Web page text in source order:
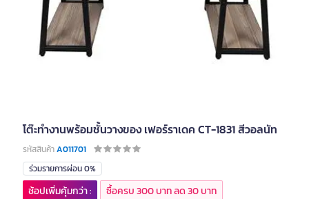
โต๊ะทำงานพร้อมชั้นวางของ เฟอร์ราเดค CT-1831 สีวอลนัท
รหัสสินค้าA011701
ร่วมรายการผ่อน 0%
ช้อปเพิ่มคุ้มกว่า : ซื้อครบ 300 บาท ลด 30 บาท